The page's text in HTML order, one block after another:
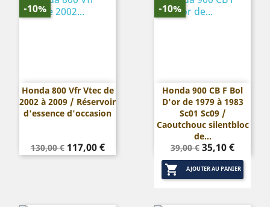
Honda 800 Vfr Vtec de
2002 à 2009 / Réservoir
d'essence d'occasion
Prix
de
130,00 € Prix
117,00 €
-10%
Honda 900 CB F Bol
D'or de 1979 à 1983
Sc01 Sc09 /
Caoutchouc silentbloc
de...
Prix
de
base
39,00 € Prix
35,10 €
 AJOUTER AU PANIER
-10%